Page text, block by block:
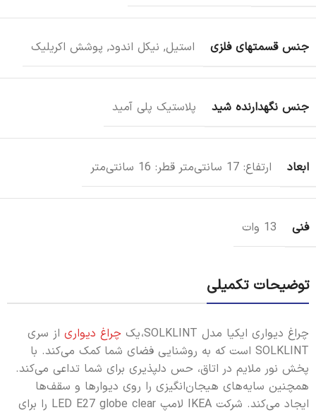
جنس قسمتهای فلزی استیل, نیکل اندود, پوشش اکریلیک
جنس نگهدارنده شید پلاستیک پلی آمید
ابعاد ارتفاع: 17 سانتی‌متر قطر: 16 سانتی‌متر
فنی 13 وات
توضیحات تکمیلی
چراغ دیواری ایکیا مدل SOLKLINT، یک چراغ دیواری از سری
SOLKLINT است که به روشنایی فضای شما کمک می‌کند. با
پخش نور ملایم در اتاق، حس دلپذیری برای شما تداعی می‌کند.
همچنین سایه‌های هیجان‌انگیزی را روی دیوارها و سقف‌ها
ایجاد می‌کند. شرکت IKEA لامپ LED E27 globe clear را برای